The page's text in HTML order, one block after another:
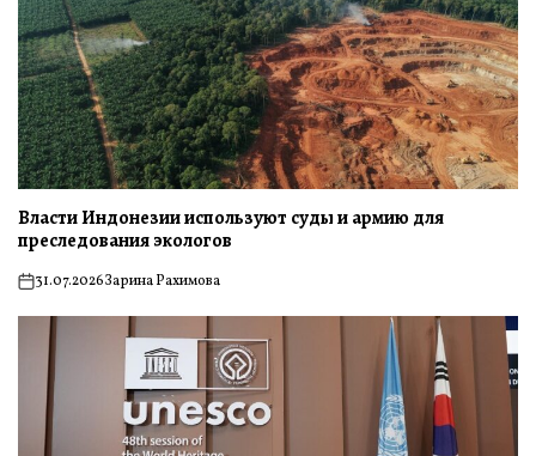
Власти Индонезии используют суды и армию для
преследования экологов
on31.07.2026Зарина Рахимова